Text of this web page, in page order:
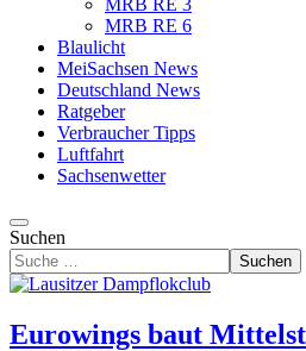
MRB RE 3
MRB RE 6
Blaulicht
MeiSachsen News
Deutschland News
Ratgeber
Verbraucher Tipps
Luftfahrt
Sachsenwetter
Suchen
Suchen
Eurowings baut